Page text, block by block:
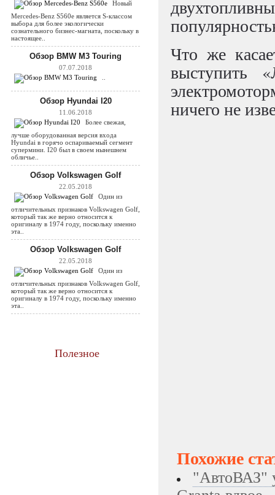
Новый
Mercedes-Benz S560e является S-классом
выбора для более экологически
сознательного бизнес-магната, поскольку в
настоящее..
Обзор BMW M3 Touring
07.07.2018
Обзор Hyundai I20
11.06.2018
Более свежая,
лучше оборудованная версия входа
Hyundai в горячо оспариваемый сегмент
супермини. I20 был в своем нынешнем
обличье..
Обзор Volkswagen Golf
22.05.2018
Один из
отличительных признаков Volkswagen Golf,
который так же верно относится к
оригиналу в 1974 году, поскольку именно
эта..
Обзор Volkswagen Golf
22.05.2018
Один из
отличительных признаков Volkswagen Golf,
который так же верно относится к
оригиналу в 1974 году, поскольку именно
эта..
Полезное
Что же
выступить
ничего не
Похожие
"АвтоВАЗ"